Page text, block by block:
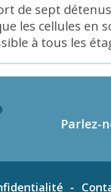
de sept
les cellules en
à tous les
Parlez-